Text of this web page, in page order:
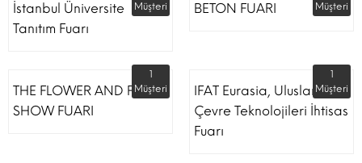
İstanbul Üniversite
Tanıtım Fuarı
Müşteri
BETON FUARI
Müşteri
THE FLOWER AND PLANT
SHOW FUARI
1
Müşteri
IFAT Eurasia, Uluslararası
Çevre Teknolojileri İhtisas
Fuarı
1
Müşteri